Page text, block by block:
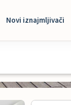
Novi iznajmljivači